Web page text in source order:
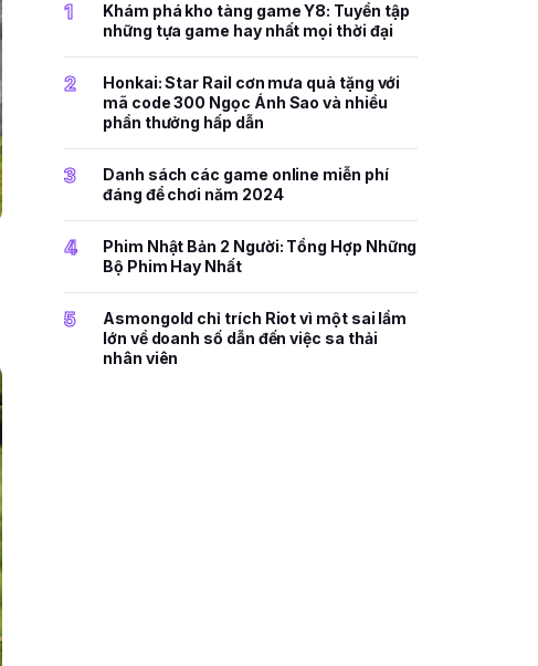
1
Khám phá kho tàng game Y8: Tuyển tập
những tựa game hay nhất mọi thời đại
2
Honkai: Star Rail cơn mưa quà tặng với
mã code 300 Ngọc Ánh Sao và nhiều
phần thưởng hấp dẫn
3
Danh sách các game online miễn phí
đáng để chơi năm 2024
4
Phim Nhật Bản 2 Người: Tổng Hợp Những
Bộ Phim Hay Nhất
5
Asmongold chỉ trích Riot vì một sai lầm
lớn về doanh số dẫn đến việc sa thải
nhân viên